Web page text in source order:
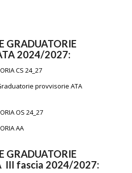
GRADUATORIE
2024/2027:
CS 24_27
provvisorie ATA
OS 24_27
AA
GRADUATORIE
III fascia 2024/2027: